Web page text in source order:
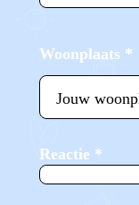
Woonplaats *
Reactie *